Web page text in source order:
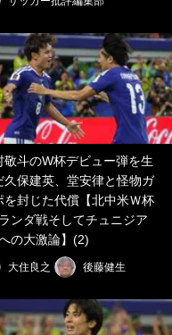
敬斗のW杯デビュー弾を生
久保建英、堂安律と怪物ガ
を封じた代償【北中米Ｗ杯
ランダ戦そしてチュニジア
の大激論】(2)
大住良之 後藤健生